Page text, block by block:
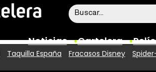
Noticias Cartelera
Taquilla España Fracasos Disney